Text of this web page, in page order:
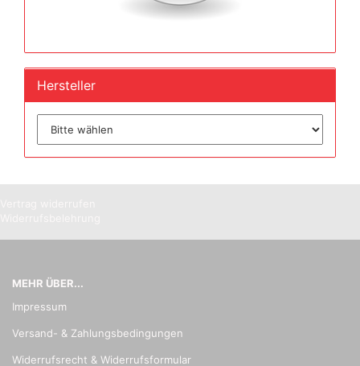
Hersteller
MEHR ÜBER...
Impressum
Versand- & Zahlungsbedingungen
Widerrufsrecht & Widerrufsformular